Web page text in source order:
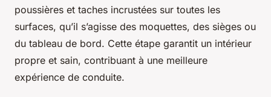
poussières et taches incrustées sur toutes les
surfaces, qu’il s’agisse des moquettes, des sièges ou
du tableau de bord. Cette étape garantit un intérieur
propre et sain, contribuant à une meilleure
expérience de conduite.